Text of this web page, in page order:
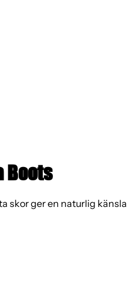
Boots
skor ger en naturlig känsla